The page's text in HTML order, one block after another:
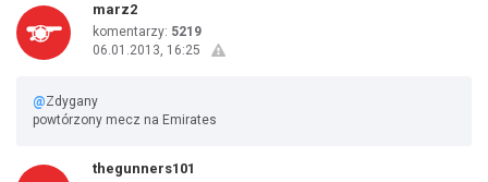
marz2
komentarzy: 5219
06.01.2013, 16:25
@Zdygany
powtórzony mecz na Emirates
thegunners101